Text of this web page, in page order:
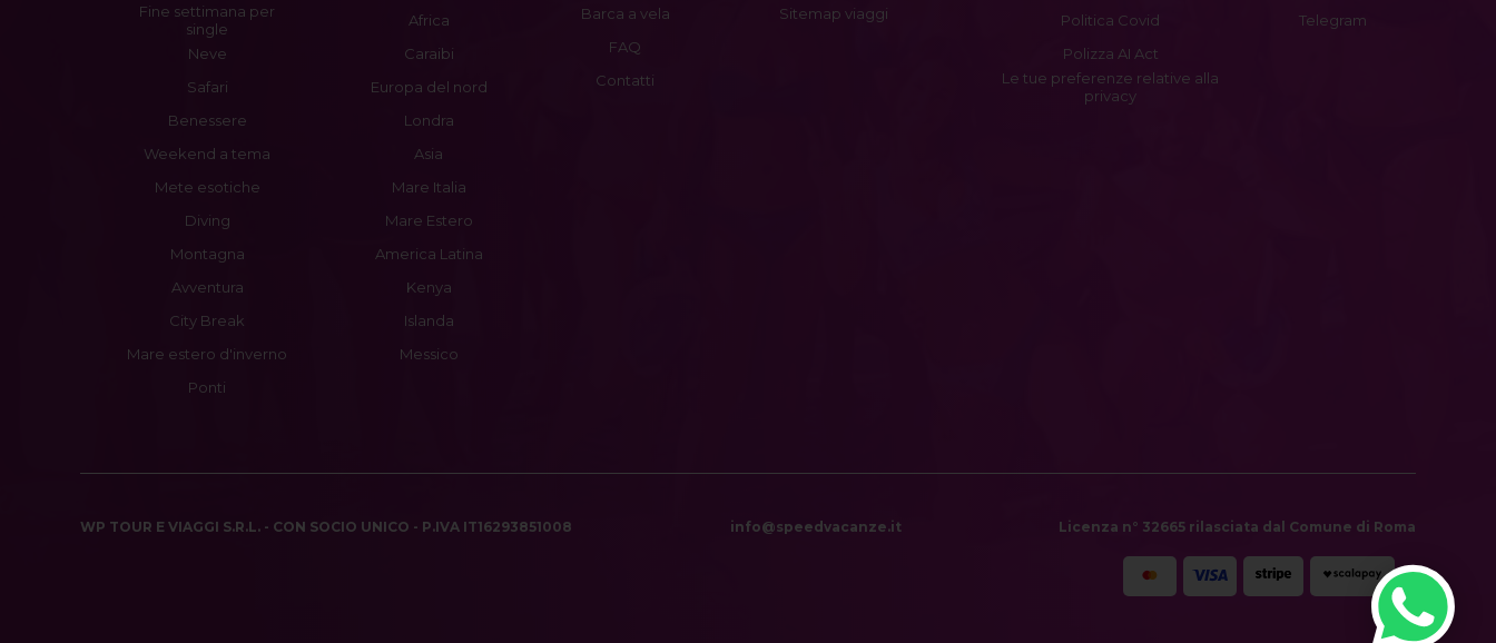
Fine settimana per
single
Neve
Safari
Benessere
Weekend a tema
Mete esotiche
Diving
Montagna
Avventura
City Break
Mare estero d'inverno
Ponti
Africa
Caraibi
Europa del nord
Londra
Asia
Mare Italia
Mare Estero
America Latina
Kenya
Islanda
Messico
Barca a vela
FAQ
Contatti
Sitemap viaggi
Politica Covid
Polizza AI Act
Le tue preferenze relative alla
privacy
Telegram
WP TOUR E VIAGGI S.R.L. - CON SOCIO UNICO - P.IVA IT16293851008 info@speedvacanze.it Licenza n° 32665 rilasciata dal Comune di Roma